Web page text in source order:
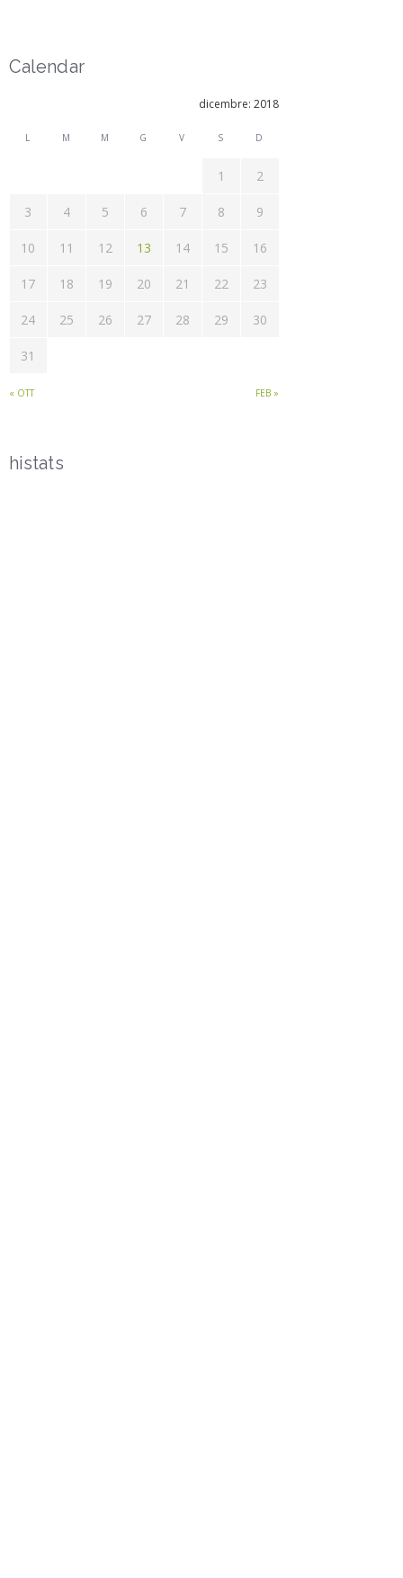
Calendar
dicembre: 2018
L M M G V S D
« OTT FEB »
1 2
3 4 5 6 7 8 9
10 11 12 13 14 15 16
17 18 19 20 21 22 23
24 25 26 27 28 29 30
31
histats